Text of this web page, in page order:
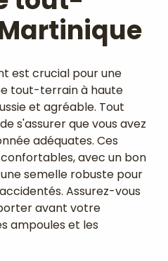
est crucial pour une
tout-terrain à haute
et agréable. Tout
s'assurer que vous avez
adéquates. Ces
avec un bon
semelle robuste pour
Assurez-vous
avant votre
ampoules et les